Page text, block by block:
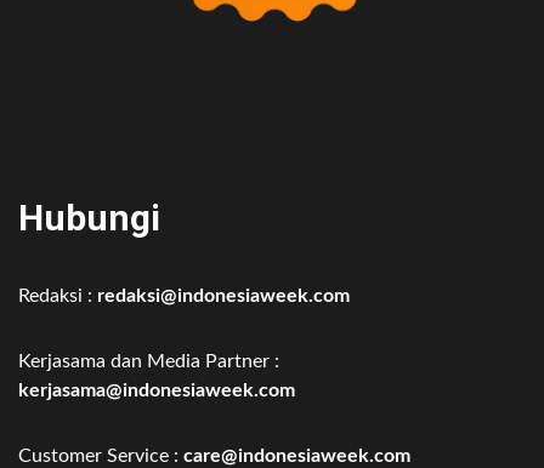
Hubungi
Redaksi : redaksi@indonesiaweek.com
Kerjasama dan Media Partner :
kerjasama@indonesiaweek.com
Customer Service : care@indonesiaweek.com